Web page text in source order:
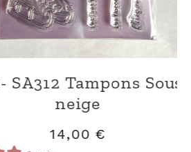
Papier Kit imprimé
de velours
12,00 €